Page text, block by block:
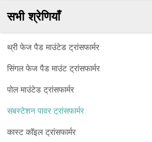
सभी श्रेणियाँ
थ्री फेज पैड माउंटेड ट्रांसफार्मर
सिंगल फेज पैड माउंट ट्रांसफार्मर
पोल माउंटेड ट्रांसफार्मर
सबस्टेशन पावर ट्रांसफार्मर
कास्ट कॉइल ट्रांसफार्मर